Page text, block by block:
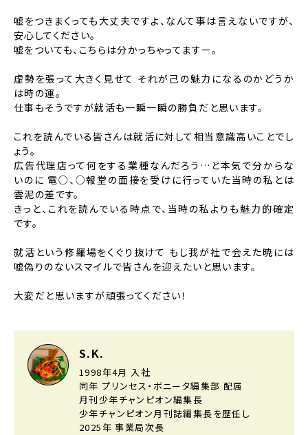
嘘をつきまくっても大丈夫ですよ、なんて事は言えないですが、
安心してください。
嘘をついても、こちらは分かっちゃってますー。
虚勢を張って大きく見せて それが己の魅力になるのかどうか
は時の運。
仕事もそうですが就活も一瞬一瞬の勝負だと思います。
これを読んでいる皆さんは就活に対して相当意識高いことでし
ょう。
広告代理店って何をする業種なんだろう…と本気で分からな
いのに 電○、○報堂の面接を受けに行っていた当時の私とは
雲泥の差です。
きっと、これを読んでいる時点で、当時の私よりも魅力的確定
です。
就活という修羅場をくぐり抜けて もし我が社で会えた暁には
嘘偽りのないスマイルで皆さんを迎えたいと思います。
大変だと思いますが頑張ってください！
S.K.
1998年4月 入社
同年 プリンセス・ボニータ編集部 配属
月刊少年チャンピオン編集長
少年チャンピオン月刊誌編集長を歴任し
2025年 事業局次長